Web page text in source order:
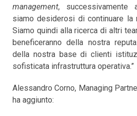
management, successivamente
siamo desiderosi di continuare la
Siamo quindi alla ricerca di altri
beneficeranno della nostra
della nostra base di clienti
sofisticata infrastruttura operativa.”
Alessandro Corno, Managing
ha aggiunto: